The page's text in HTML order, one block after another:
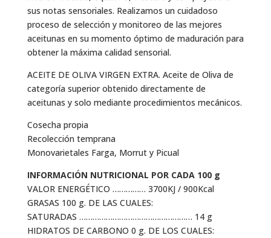
sus notas sensoriales. Realizamos un cuidadoso
proceso de selección y monitoreo de las mejores
aceitunas en su momento óptimo de maduración para
obtener la máxima calidad sensorial.
ACEITE DE OLIVA VIRGEN EXTRA. Aceite de Oliva de
categoría superior obtenido directamente de
aceitunas y solo mediante procedimientos mecánicos.
Cosecha propia
Recolección temprana
Monovarietales Farga, Morrut y Picual
INFORMACIÓN NUTRICIONAL POR CADA 100 g
VALOR ENERGÉTICO …………… 3700KJ / 900Kcal
GRASAS 100 g. DE LAS CUALES:
SATURADAS …………………………………………… 14 g
HIDRATOS DE CARBONO 0 g. DE LOS CUALES: